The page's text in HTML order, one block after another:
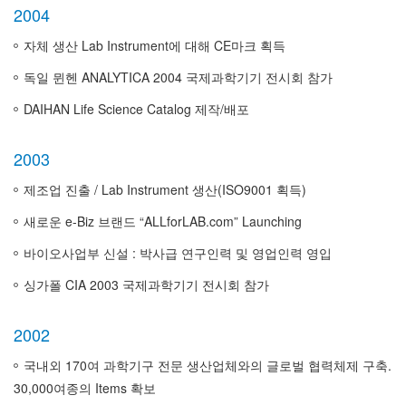
2004
자체 생산 Lab Instrument에 대해 CE마크 획득
독일 뮌헨 ANALYTICA 2004 국제과학기기 전시회 참가
DAIHAN Life Science Catalog 제작/배포
2003
제조업 진출 / Lab Instrument 생산(ISO9001 획득)
새로운 e-Biz 브랜드 “ALLforLAB.com” Launching
바이오사업부 신설 : 박사급 연구인력 및 영업인력 영입
싱가폴 CIA 2003 국제과학기기 전시회 참가
2002
국내외 170여 과학기구 전문 생산업체와의 글로벌 협력체제 구축.
30,000여종의 Items 확보